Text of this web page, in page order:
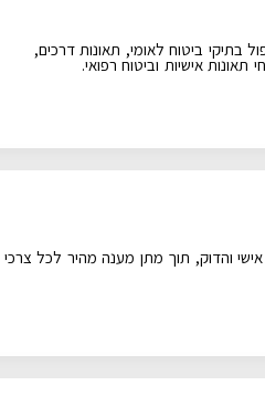
בתיקי ביטוח לאומי, תאונות דרכים,
תאונות אישיות וביטוח רפואי.
אישי והדוק, תוך מתן מענה מהיר לכל צרכי